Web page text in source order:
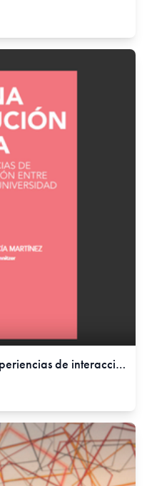
Por una institución híbrida. Experiencias de interacción entre museo y universidad., 06 Aug, 2020